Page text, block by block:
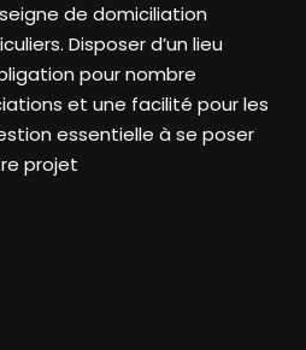
de domiciliation
Disposer d’un lieu
pour nombre
et une facilité pour les
essentielle à se poser
projet